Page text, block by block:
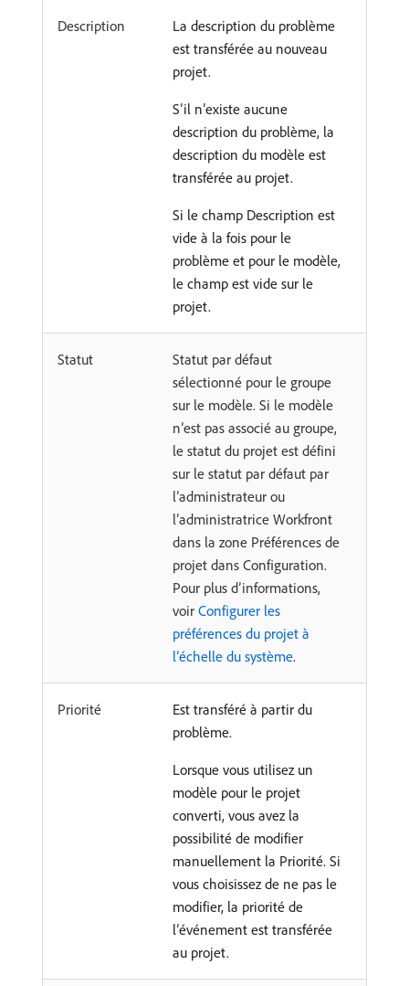
Description
La description du problème
est transférée au nouveau
projet.
S’il n’existe aucune
description du problème, la
description du modèle est
transférée au projet.
Si le champ Description est
vide à la fois pour le
problème et pour le modèle,
le champ est vide sur le
projet.
Statut
Statut par défaut
sélectionné pour le groupe
sur le modèle. Si le modèle
n’est pas associé au groupe,
le statut du projet est défini
sur le statut par défaut par
l’administrateur ou
l’administratrice Workfront
dans la zone Préférences de
projet dans Configuration.
Pour plus d’informations,
voir Configurer les
préférences du projet à
l’échelle du système.
Priorité
Est transféré à partir du
problème.
Lorsque vous utilisez un
modèle pour le projet
converti, vous avez la
possibilité de modifier
manuellement la Priorité. Si
vous choisissez de ne pas le
modifier, la priorité de
l’événement est transférée
au projet.